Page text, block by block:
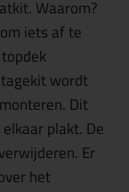
Waarom?
iets af te
wordt
Dit
plakt. De
Er
het